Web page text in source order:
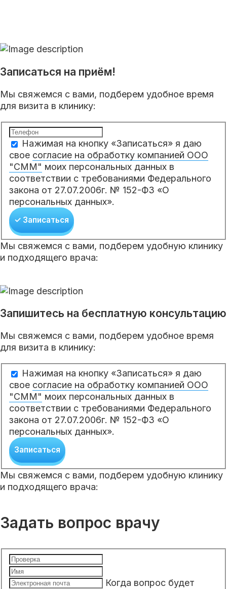
Записаться на приём!
Мы свяжемся с вами, подберем удобное время
для визита в клинику:
Нажимая на кнопку «Записаться» я даю
свое согласие на обработку компанией ООО
"СММ" моих персональных данных в
соответствии с требованиями Федерального
закона от 27.07.2006г. № 152-ФЗ «О
персональных данных».
✓ Записаться
Мы свяжемся с вами, подберем удобную клинику
и подходящего врача:
Запишитесь на бесплатную консультацию
Мы свяжемся с вами, подберем удобное время
для визита в клинику:
Нажимая на кнопку «Записаться» я даю
свое согласие на обработку компанией ООО
"СММ" моих персональных данных в
соответствии с требованиями Федерального
закона от 27.07.2006г. № 152-ФЗ «О
персональных данных».
Записаться
Мы свяжемся с вами, подберем удобную клинику
и подходящего врача:
Задать вопрос врачу
Когда вопрос будет